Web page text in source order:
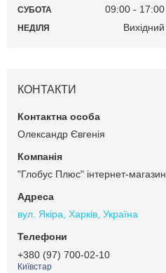
СУБОТА 09:00 17:00
НЕДІЛЯ Вихідний
КОНТАКТИ
Олександр Євгенія
"Глобус Плюс" інтернет-магазин
вул. Якіра, Харків, Україна
+380 (97) 700-02-10
Київстар